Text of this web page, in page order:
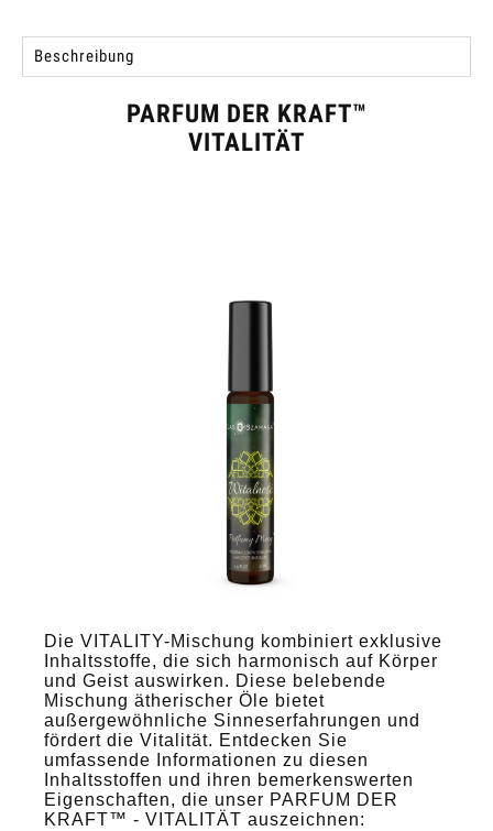
Beschreibung
PARFUM DER KRAFT™
VITALITÄT
Die VITALITY-Mischung kombiniert exklusive
Inhaltsstoffe, die sich harmonisch auf Körper
und Geist auswirken. Diese belebende
Mischung ätherischer Öle bietet
außergewöhnliche Sinneserfahrungen und
fördert die Vitalität. Entdecken Sie
umfassende Informationen zu diesen
Inhaltsstoffen und ihren bemerkenswerten
Eigenschaften, die unser PARFUM DER
KRAFT™ - VITALITÄT auszeichnen: